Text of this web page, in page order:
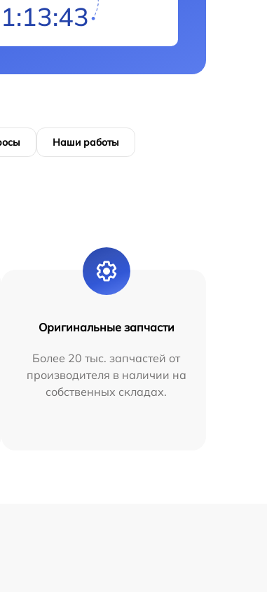
Наши работы
Оригинальные запчасти
Более 20 тыс. запчастей от
производителя в наличии на
собственных складах.